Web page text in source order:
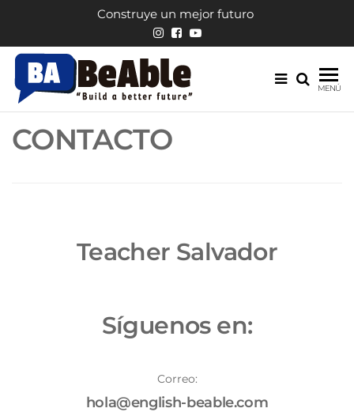
contenido
Construye un mejor futuro
English
BeAble
MENÚ
CONTACTO
Teacher Salvador
Síguenos en:
Correo:
hola@english-beable.com